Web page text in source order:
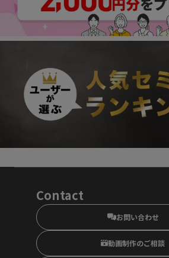
Contact
お問い合わせ
動画制作のご相談